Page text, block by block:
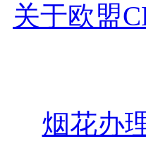
关于欧盟
烟花办